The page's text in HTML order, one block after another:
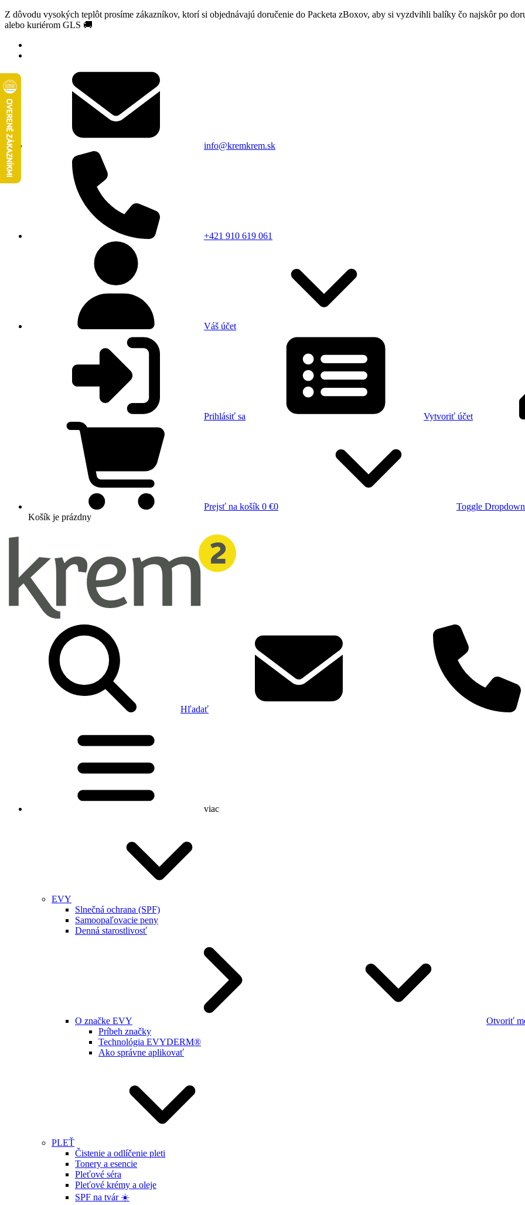
Z dôvodu vysokých teplôt prosíme zákazníkov, ktorí si objednávajú doručenie do Packeta zBoxov, aby si vyzdvihli balíky čo najskôr po
alebo kuriérom GLS 🚚
info@kremkrem.sk
+421 910 619 061
Váš účet
Prihlásiť sa Vytvoriť účet
Prejsť na košík 0 €0
Toggle Dropdown
Košík je prázdny
Hľadať
viac
EVY
Slnečná ochrana (SPF)
Samoopaľovacie peny
Denná starostlivosť
O značke EVY
Otvoriť
Príbeh značky
Technológia EVYDERM®
Ako správne aplikovať
PLEŤ
Čistenie a odlíčenie pleti
Tonery a esencie
Pleťové séra
Pleťové krémy a oleje
SPF na tvár ☀️